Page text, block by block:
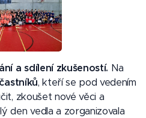
a sdílení zkušeností. Na
, kteří se pod vedením
zkoušet nové věci a
den vedla a zorganizovala